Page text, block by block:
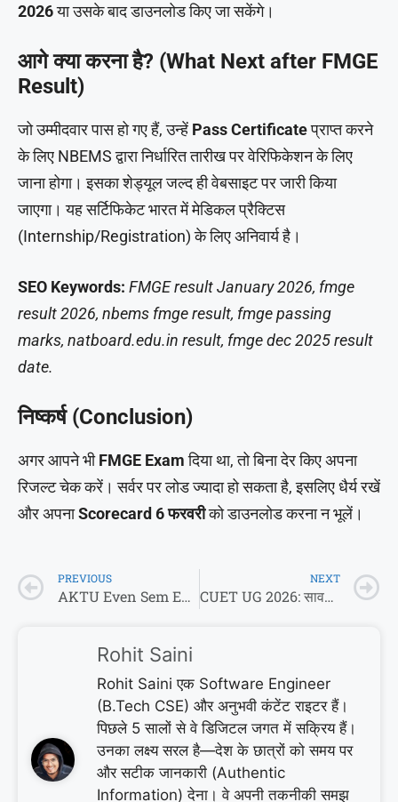
2026या उसके बाद डाउनलोड किए जा सकेंगे।
आगे क्या करना है? (What Next after FMGE
Result)
जो उम्मीदवार पास हो गए हैं, उन्हें Pass Certificateप्राप्त करने
के लिए NBEMS द्वारा निर्धारित तारीख पर वेरिफिकेशन के लिए
जाना होगा। इसका शेड्यूल जल्द ही वेबसाइट पर जारी किया
जाएगा। यह सर्टिफिकेट भारत में मेडिकल प्रैक्टिस
(Internship/Registration) के लिए अनिवार्य है।
SEO Keywords: FMGE result January 2026, fmge
result 2026, nbems fmge result, fmge passing
marks, natboard.edu.in result, fmge dec 2025 result
date.
निष्कर्ष (Conclusion)
अगर आपने भीFMGE Examदिया था, तो बिना देर किए अपना
रिजल्ट चेक करें। सर्वर पर लोड ज्यादा हो सकता है, इसलिए धैर्य रखें
और अपनाScorecard 6 फरवरीको डाउनलोड करना न भूलें।
PREVIOUS
AKTU Even Sem Exam Date 2026: 2nd, 4th, 6th, 8th Semester के एग्जाम कब होंगे? देखें Official Update
NEXT
CUET UG 2026: सावधान! आखिरी तारीख का इंतजार पड़ सकता है भारी, छात्रों ने बदला सब्जेक्ट चुनने का तरीका
Rohit Saini
Rohit Saini एक Software Engineer
(B.Tech CSE) और अनुभवी कंटेंट राइटर हैं।
पिछले 5 सालों से वे डिजिटल जगत में सक्रिय हैं।
उनका लक्ष्य सरल है—देश के छात्रों को समय पर
और सटीक जानकारी (Authentic
Information) देना। वे अपनी तकनीकी समझ